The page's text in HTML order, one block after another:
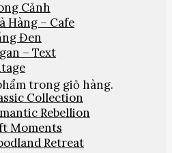
trong giỏ hàng.
Cảnh
Hàng – Cafe
Đen
– Text
Collection
Rebellion
Moments
Retreat